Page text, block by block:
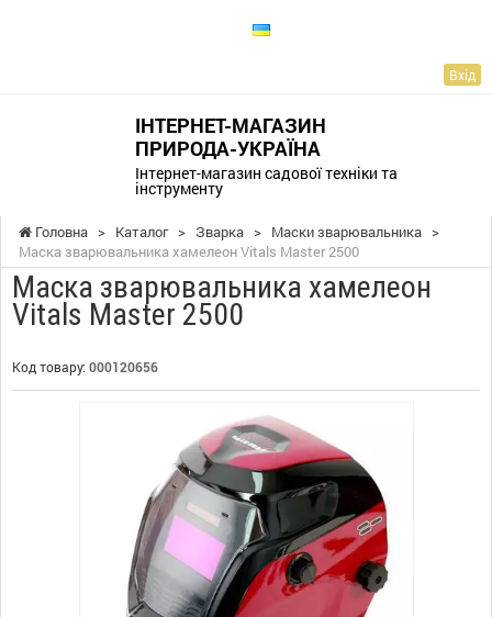
Вхід
ІНТЕРНЕТ-МАГАЗИН
ПРИРОДА-УКРАЇНА
Інтернет-магазин садової техніки та
інструменту
Головна > Каталог > Зварка > Маски зварювальника >
Маска зварювальника хамелеон Vitals Master 2500
Маска зварювальника хамелеон
Vitals Master 2500
Код товару: 000120656